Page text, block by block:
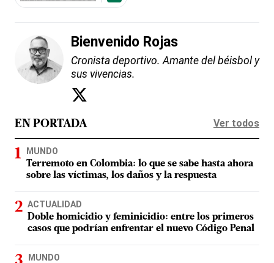
Bienvenido Rojas
Cronista deportivo. Amante del béisbol y
sus vivencias.
EN PORTADA Ver todos
MUNDO
Terremoto en Colombia: lo que se sabe hasta ahora
sobre las víctimas, los daños y la respuesta
ACTUALIDAD
Doble homicidio y feminicidio: entre los primeros
casos que podrían enfrentar el nuevo Código Penal
MUNDO